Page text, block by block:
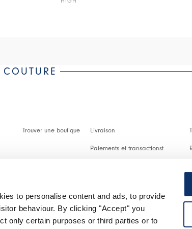
to personalise content and ads, to provide
behaviour. By clicking "Accept" you
only certain purposes or third parties or to
COUTURE
Trouver une boutique Livraison
Paiements et transactionst
Effectuer un retour